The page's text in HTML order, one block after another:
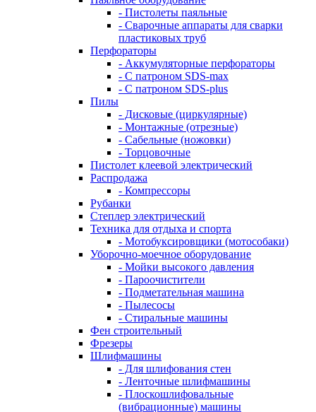
- Пистолеты паяльные
- Сварочные аппараты для сварки
пластиковых труб
Перфораторы
- Аккумуляторные перфораторы
- С патроном SDS-max
- С патроном SDS-plus
Пилы
- Дисковые (циркулярные)
- Монтажные (отрезные)
- Сабельные (ножовки)
- Торцовочные
Пистолет клеевой электрический
Распродажа
- Компрессоры
Рубанки
Степлер электрический
Техника для отдыха и спорта
- Мотобуксировщики (мотособаки)
Уборочно-моечное оборудование
- Мойки высокого давления
- Пароочистители
- Подметательная машина
- Пылесосы
- Стиральные машины
Фен строительный
Фрезеры
Шлифмашины
- Для шлифования стен
- Ленточные шлифмашины
- Плоскошлифовальные
(вибрационные) машины